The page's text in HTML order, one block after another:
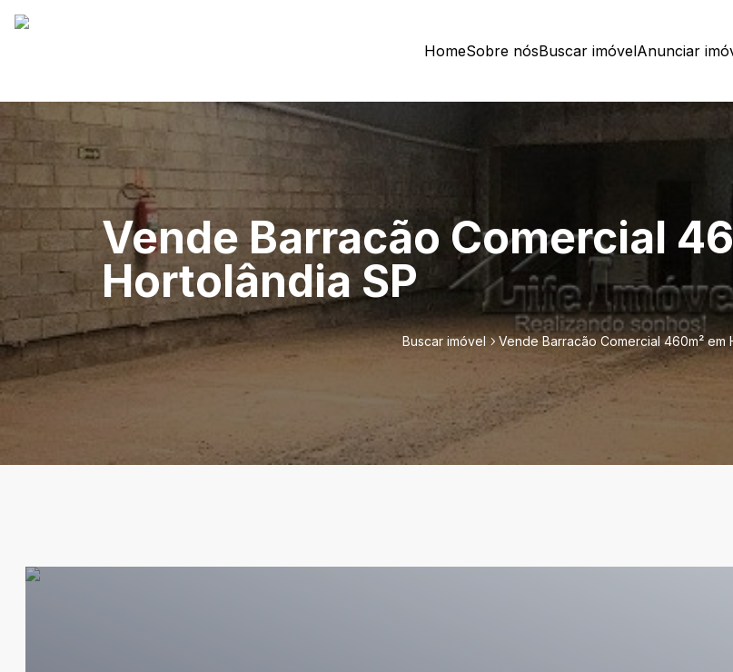
HomeSobre nósBuscar imóvelAnunciar
Vende Barracão Comercial
Hortolândia SP
Buscar imóvel Vende Barracão Comercial 460m² em